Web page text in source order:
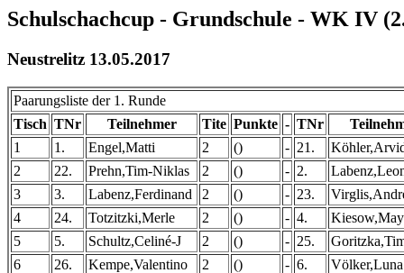
Schulschachcup - Grundschule - WK IV
Neustrelitz 13.05.2017
Paarungsliste der 1. Runde
Tisch TNr Teilnehmer Tite Punkte - TNr
1
1. Engel,Matti 2 () - 21.
2
22. Prehn,Tim-Niklas 2 () - 2.
3
3. Labenz,Ferdinand 2 () - 23.
4
24. Totzitzki,Merle 2 () - 4.
5
5. Schultz,Celiné-J 2 () - 25.
6
26. Kempe,Valentino 2 () - 6.
Völker,Luna